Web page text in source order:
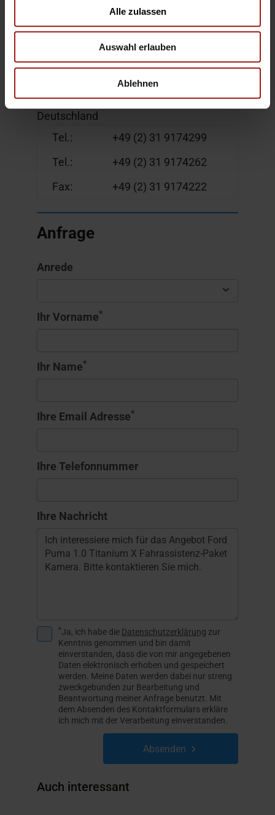
Alle zulassen
Auswahl erlauben
Ablehnen
Ebbinghaus Autozentrum Dortmund
Arminiusstr. 51-53
44149 Dortmund
Deutschland
Tel.:
+49 (2) 31 9174299
Tel.:
+49 (2) 31 9174262
Fax:
+49 (2) 31 9174222
Anfrage
Anrede
Ihr Vorname*
Ihr Name*
Ihre Email Adresse*
Ihre Telefonnummer
Ihre Nachricht
*Ja, ich habe die Datenschutzerklärung zur
Kenntnis genommen und bin damit
einverstanden, dass die von mir angegebenen
Daten elektronisch erhoben und gespeichert
werden. Meine Daten werden dabei nur streng
zweckgebunden zur Bearbeitung und
Beantwortung meiner Anfrage benutzt. Mit
dem Absenden des Kontaktformulars erkläre
ich mich mit der Verarbeitung einverstanden.
Absenden
Auch interessant